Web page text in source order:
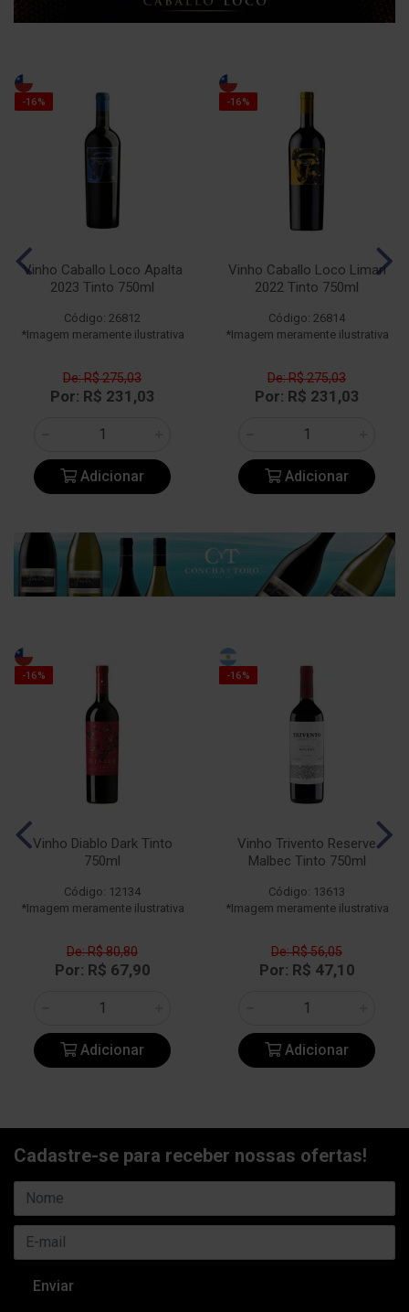
-16%
Vinho Caballo Loco Apalta
2023 Tinto 750ml
Código: 26812
*Imagem meramente ilustrativa
De: R$ 275,03
Por: R$ 231,03
Adicionar
-16%
Vinho Caballo Loco Limari
2022 Tinto 750ml
Código: 26814
*Imagem meramente ilustrativa
De: R$ 275,03
Por: R$ 231,03
Adicionar
-16%
Vinho Diablo Dark Tinto
750ml
Código: 12134
*Imagem meramente ilustrativa
De: R$ 80,80
Por: R$ 67,90
Adicionar
-16%
Vinho Trivento Reserve
Malbec Tinto 750ml
Código: 13613
*Imagem meramente ilustrativa
De: R$ 56,05
Por: R$ 47,10
Adicionar
Cadastre-se para receber nossas ofertas!